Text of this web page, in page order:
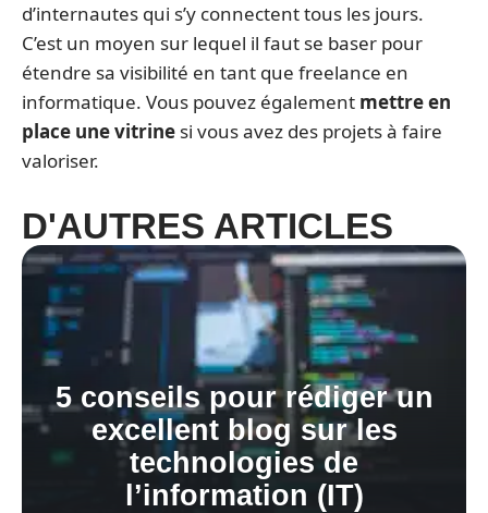
d’internautes qui s’y connectent tous les jours.
C’est un moyen sur lequel il faut se baser pour
étendre sa visibilité en tant que freelance en
informatique. Vous pouvez également mettre en
place une vitrine si vous avez des projets à faire
valoriser.
D'AUTRES ARTICLES
5 conseils pour rédiger un
excellent blog sur les
technologies de
l’information (IT)